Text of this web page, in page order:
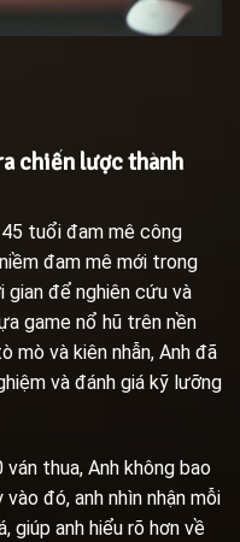
chiến lược thành
tuổi đam mê công
đam mê mới trong
gian để nghiên cứu và
game nổ hũ trên nền
mò và kiên nhẫn, Anh đã
và đánh giá kỹ lưỡng
thua, Anh không bao
đó, anh nhìn nhận mỗi
giúp anh hiểu rõ hơn về